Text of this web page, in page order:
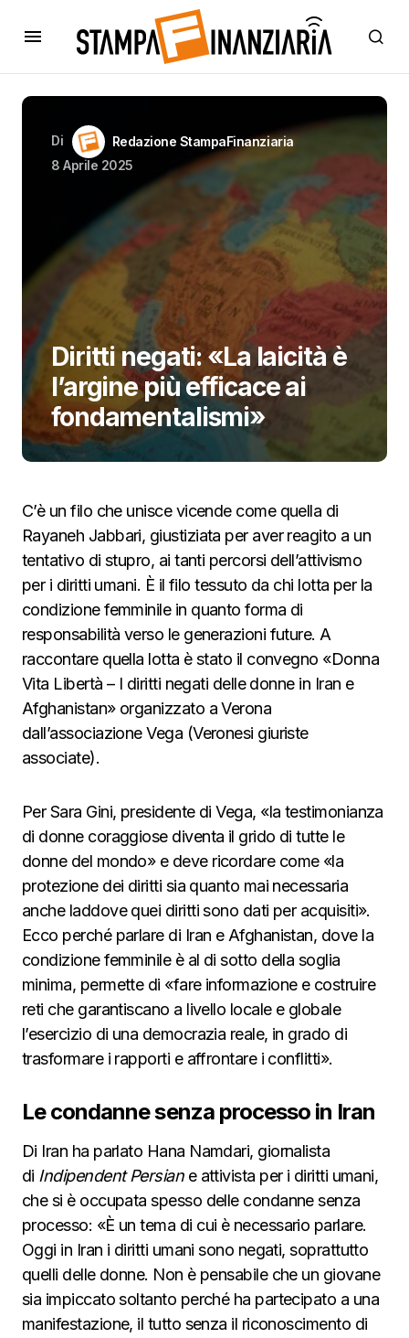
Di
Redazione StampaFinanziaria
8 Aprile 2025
Diritti negati: «La laicità è
l’argine più efficace ai
fondamentalismi»
C’è un filo che unisce vicende come quella di
Rayaneh Jabbari, giustiziata per aver reagito a un
tentativo di stupro, ai tanti percorsi dell’attivismo
per i diritti umani. È il filo tessuto da chi lotta per la
condizione femminile in quanto forma di
responsabilità verso le generazioni future. A
raccontare quella lotta è stato il convegno «Donna
Vita Libertà – I diritti negati delle donne in Iran e
Afghanistan» organizzato a Verona
dall’associazione Vega (Veronesi giuriste
associate).
Per Sara Gini, presidente di Vega, «la testimonianza
di donne coraggiose diventa il grido di tutte le
donne del mondo» e deve ricordare come «la
protezione dei diritti sia quanto mai necessaria
anche laddove quei diritti sono dati per acquisiti».
Ecco perché parlare di Iran e Afghanistan, dove la
condizione femminile è al di sotto della soglia
minima, permette di «fare informazione e costruire
reti che garantiscano a livello locale e globale
l’esercizio di una democrazia reale, in grado di
trasformare i rapporti e affrontare i conflitti».
Le condanne senza processo in Iran
Di Iran ha parlato Hana Namdari, giornalista
di Indipendent Persiane attivista per i diritti umani,
che si è occupata spesso delle condanne senza
processo: «È un tema di cui è necessario parlare.
Oggi in Iran i diritti umani sono negati, soprattutto
quelli delle donne. Non è pensabile che un giovane
sia impiccato soltanto perché ha partecipato a una
manifestazione, il tutto senza il riconoscimento di